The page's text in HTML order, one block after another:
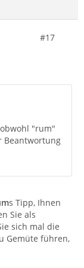
#17
"rum"
Beantwortung
s Tipp, Ihnen
Sie als
sich mal die
Gemüte führen,